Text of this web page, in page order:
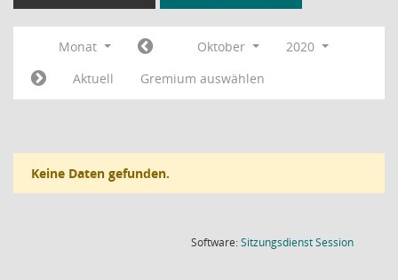
Monat Oktober
2020
Aktuell
Gremium auswählen
Keine Daten gefunden.
Software:SitzungsdienstSession(Wird in